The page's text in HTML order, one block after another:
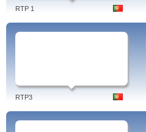
RTP 1
RTP3